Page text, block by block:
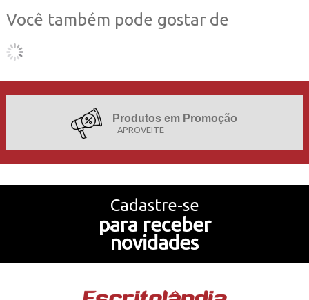
Você também pode gostar de
Produtos em Promoção
APROVEITE
Nossa História
Loja Física
Cadastre-se
para receber
novidades